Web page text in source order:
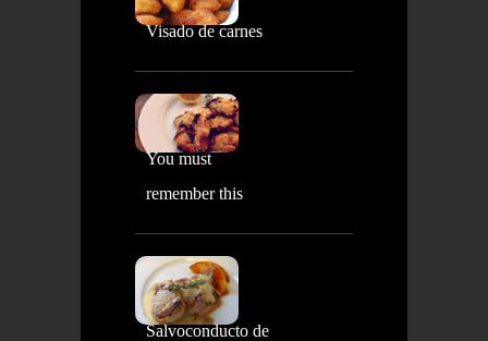
Visado de carnes
You must
remember this
Salvoconducto de